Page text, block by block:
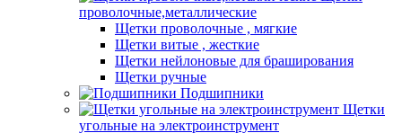
проволочные,металлические
Щетки проволочные , мягкие
Щетки витые , жесткие
Щетки нейлоновые для браширования
Щетки ручные
Подшипники
Щетки
угольные на электроинструмент